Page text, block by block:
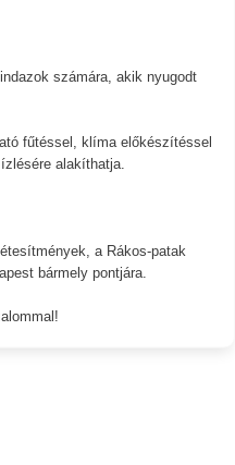
számára, akik nyugodt
fűtéssel, klíma előkészítéssel
alakíthatja.
a Rákos-patak
bármely pontjára.